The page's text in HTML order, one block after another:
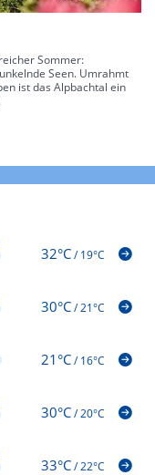
Sommer:
Seen. Umrahmt
ist das Alpbachtal ein
32°C/19°C
30°C/21°C
21°C/16°C
30°C/20°C
33°C/22°C